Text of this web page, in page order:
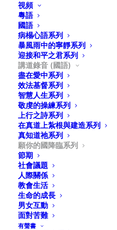
視頻
粵語
國語
病榻心語系列
暴風雨中的寧靜系列
迎接和平之君系列
講道錄音 (國語)
盡在愛中系列
效法基督系列
智慧人生系列
敬虔的操練系列
上行之詩系列
在真道上紮根與建造系列
真知道祂系列
願你的國降臨系列
節期
社會議題
人際關係
教會生活
生命的成長
男女互動
面對苦難
有聲書
遷到神愛子的國裡
神國度的延伸-社會公義
學習作王
願你的國降臨